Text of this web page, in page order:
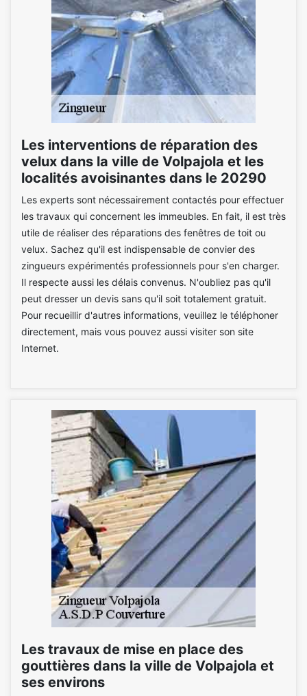
Les interventions de réparation des
velux dans la ville de Volpajola et les
localités avoisinantes dans le 20290
Les experts sont nécessairement contactés pour effectuer
les travaux qui concernent les immeubles. En fait, il est très
utile de réaliser des réparations des fenêtres de toit ou
velux. Sachez qu'il est indispensable de convier des
zingueurs expérimentés professionnels pour s'en charger.
Il respecte aussi les délais convenus. N'oubliez pas qu'il
peut dresser un devis sans qu'il soit totalement gratuit.
Pour recueillir d'autres informations, veuillez le téléphoner
directement, mais vous pouvez aussi visiter son site
Internet.
Les travaux de mise en place des
gouttières dans la ville de Volpajola et
ses environs